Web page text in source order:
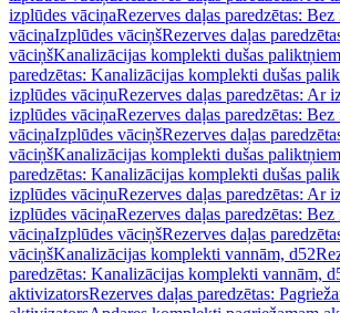
izplūdes vāciņaRezerves daļas paredzētas:
vāciņaIzplūdes vāciņšRezerves daļas
vāciņšKanalizācijas komplekti dušas
paredzētas: Kanalizācijas komplekti dušas
izplūdes vāciņuRezerves daļas paredzētas: Ar
izplūdes vāciņaRezerves daļas paredzētas:
vāciņaIzplūdes vāciņšRezerves daļas
vāciņšKanalizācijas komplekti dušas
paredzētas: Kanalizācijas komplekti dušas
izplūdes vāciņuRezerves daļas paredzētas: Ar
izplūdes vāciņaRezerves daļas paredzētas:
vāciņaIzplūdes vāciņšRezerves daļas
vāciņšKanalizācijas komplekti vannām, d52
paredzētas: Kanalizācijas komplekti vannām,
aktivizatorsRezerves daļas paredzētas: